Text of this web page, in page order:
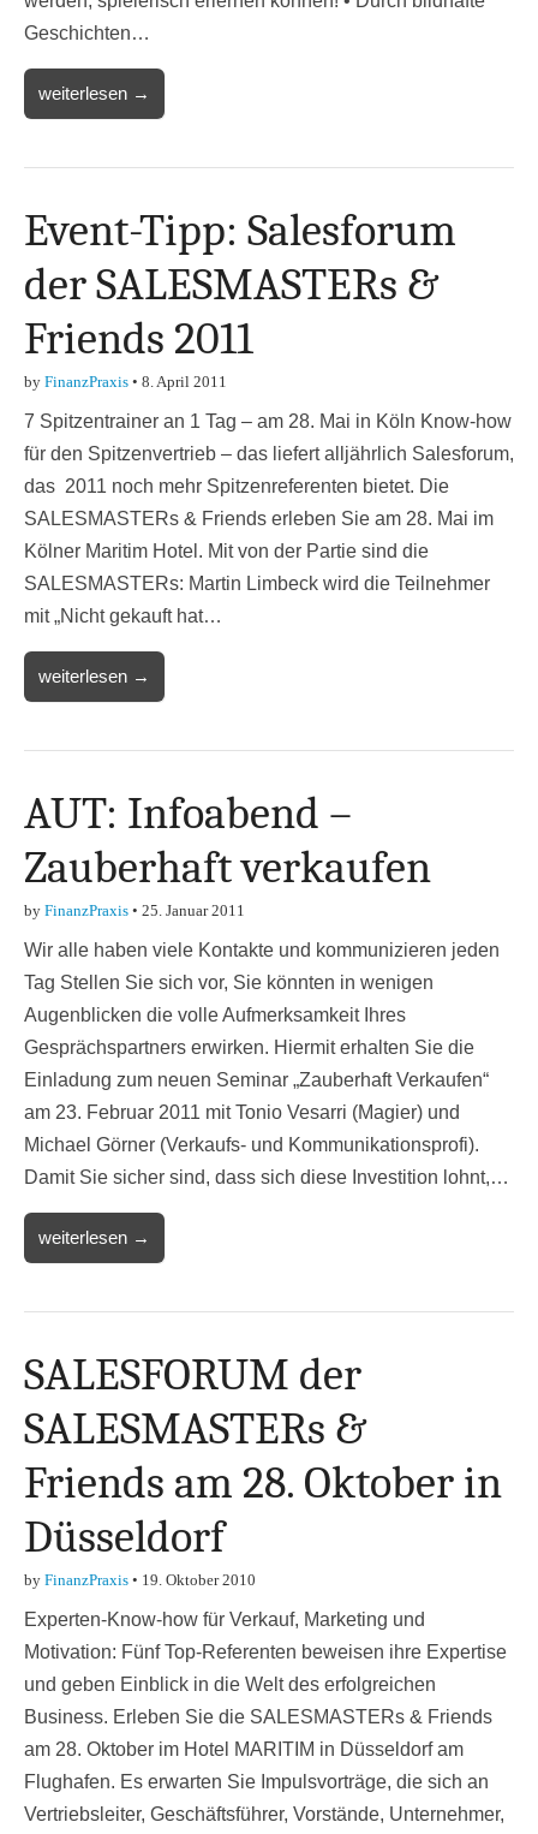
Geschichten…
weiterlesen →
Event-Tipp: Salesforum
der SALESMASTERs &
Friends 2011
by FinanzPraxis • 8. April 2011
7 Spitzentrainer an 1 Tag – am 28. Mai in Köln Know-how
für den Spitzenvertrieb – das liefert alljährlich Salesforum,
das 2011 noch mehr Spitzenreferenten bietet. Die
SALESMASTERs & Friends erleben Sie am 28. Mai im
Kölner Maritim Hotel. Mit von der Partie sind die
SALESMASTERs: Martin Limbeck wird die Teilnehmer
mit „Nicht gekauft hat…
weiterlesen →
AUT: Infoabend –
Zauberhaft verkaufen
by FinanzPraxis • 25. Januar 2011
Wir alle haben viele Kontakte und kommunizieren jeden
Tag Stellen Sie sich vor, Sie könnten in wenigen
Augenblicken die volle Aufmerksamkeit Ihres
Gesprächspartners erwirken. Hiermit erhalten Sie die
Einladung zum neuen Seminar „Zauberhaft Verkaufen“
am 23. Februar 2011 mit Tonio Vesarri (Magier) und
Michael Görner (Verkaufs- und Kommunikationsprofi).
Damit Sie sicher sind, dass sich diese Investition lohnt,…
weiterlesen →
SALESFORUM der
SALESMASTERs &
Friends am 28. Oktober in
Düsseldorf
by FinanzPraxis • 19. Oktober 2010
Experten-Know-how für Verkauf, Marketing und
Motivation: Fünf Top-Referenten beweisen ihre Expertise
und geben Einblick in die Welt des erfolgreichen
Business. Erleben Sie die SALESMASTERs & Friends
am 28. Oktober im Hotel MARITIM in Düsseldorf am
Flughafen. Es erwarten Sie Impulsvorträge, die sich an
Vertriebsleiter, Geschäftsführer, Vorstände, Unternehmer,